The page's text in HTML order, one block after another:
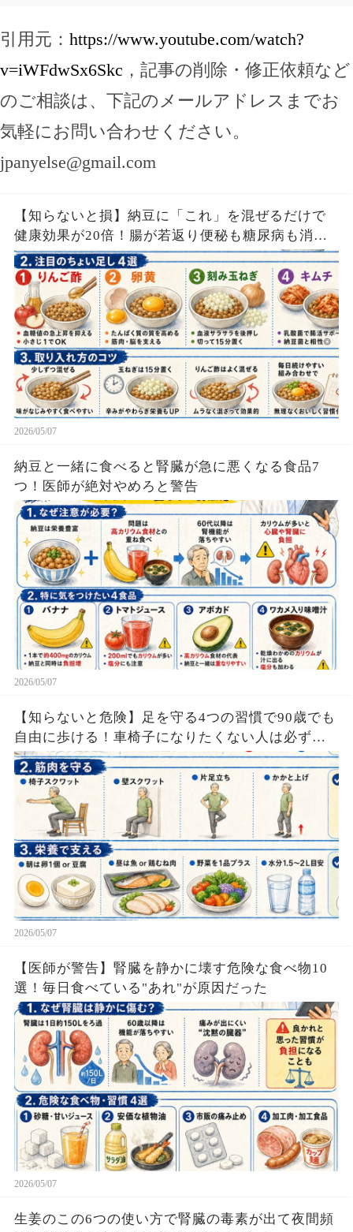
引用元： https://www.youtube.com/watch?
v=iWFdwSx6Skc ，記事の削除・修正依頼など
のご相談は、下記のメールアドレスまでお
気軽にお問い合わせください。
jpanyelse@gmail.com
【知らないと損】納豆に「これ」を混ぜるだけで
健康効果が20倍！腸が若返り便秘も糖尿病も消え
る食べ物5つ
2026/05/07
納豆と一緒に食べると腎臓が急に悪くなる食品7
つ！医師が絶対やめろと警告
2026/05/07
【知らないと危険】足を守る4つの習慣で90歳でも
自由に歩ける！車椅子になりたくない人は必ず見
て
2026/05/07
【医師が警告】腎臓を静かに壊す危険な食べ物10
選！毎日食べている"あれ"が原因だった
2026/05/07
生姜のこの6つの使い方で腎臓の毒素が出て夜間頻